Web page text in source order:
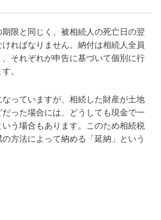
限と同じく、被相続人の死亡日の翌
ればなりません。納付は相続人全員
それぞれが申告に基づいて個別に行
。
っていますが、相続した財産が土地
った場合には、どうしても現金で一
う場合もあります。このため相続税
方法によって納める「延納」という